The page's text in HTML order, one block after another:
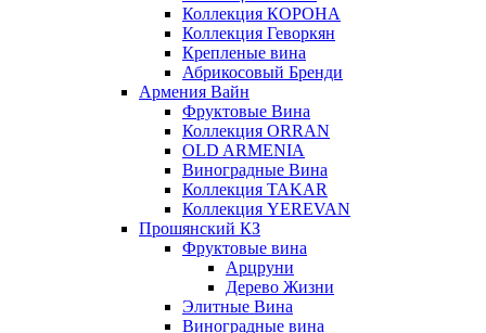
Коллекция КОРОНА
Коллекция Геворкян
Крепленые вина
Абрикосовый Бренди
Армения Вайн
Фруктовые Вина
Коллекция ORRAN
OLD ARMENIA
Виноградные Вина
Коллекция TAKAR
Коллекция YEREVAN
Прошянский КЗ
Фруктовые вина
Арцруни
Дерево Жизни
Элитные Вина
Виноградные вина